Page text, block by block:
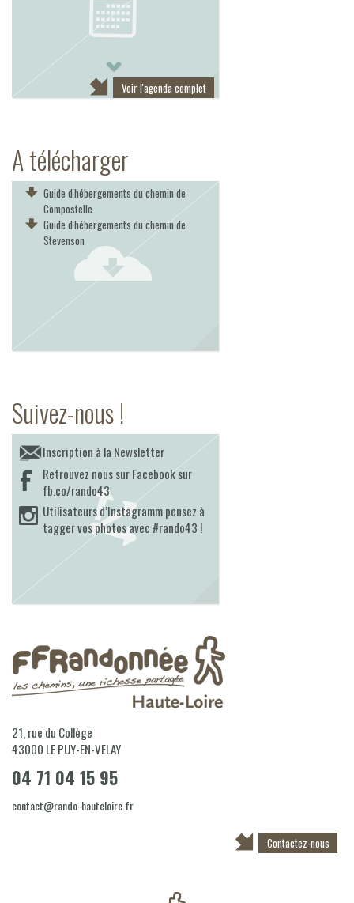
Voir l'agenda complet
A télécharger
Guide d'hébergements du chemin de
Compostelle
Guide d'hébergements du chemin de
Stevenson
Suivez-nous !
Inscription à la Newsletter
Retrouvez nous sur Facebook sur
fb.co/rando43
Utilisateurs d’Instagramm pensez à
tagger vos photos avec #rando43 !
21, rue du Collège
43000 LE PUY-EN-VELAY
04 71 04 15 95
contact@rando-hauteloire.fr
Contactez-nous